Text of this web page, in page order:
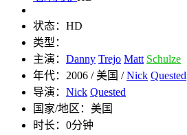
状态： HD
类型：
主演： Danny Trejo Matt Schulze
年代： 2006 / 美国 /Nick Quested
导演： Nick Quested
国家/地区： 美国
时长： 0分钟